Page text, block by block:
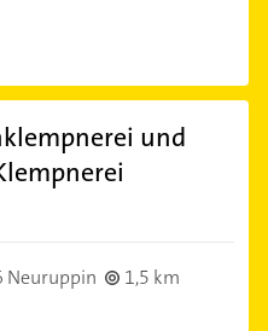
und
Neuruppin
1,5 km